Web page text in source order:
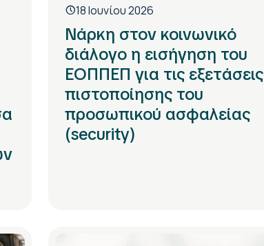
18 Ιουνίου 2026
Νάρκη στον κοινωνικό
διάλογο η εισήγηση του
ΕΟΠΠΕΠ για τις εξετάσεις
πιστοποίησης του
προσωπικού ασφαλείας
(security)